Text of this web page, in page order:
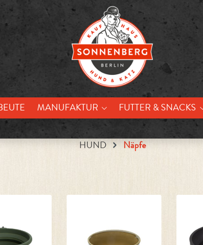
MANUFAKTUR FUTTER & SNACKS
HUND Näpfe